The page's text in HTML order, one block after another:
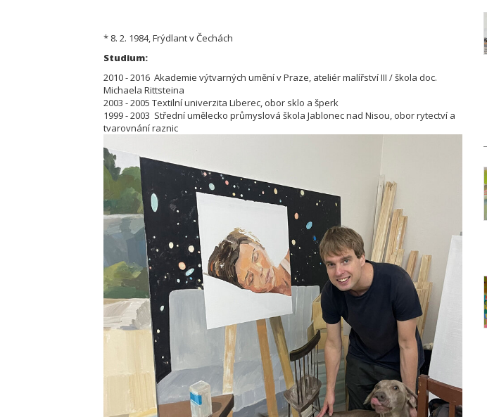
* 8. 2. 1984, Frýdlant v Čechách
Studium:
2010 - 2016 Akademie výtvarných umění v Praze, ateliér malířství III / škola doc.
Michaela Rittsteina
2003 - 2005 Textilní univerzita Liberec, obor sklo a šperk
1999 - 2003 Střední umělecko průmyslová škola Jablonec nad Nisou, obor rytectví a
tvarovnání raznic